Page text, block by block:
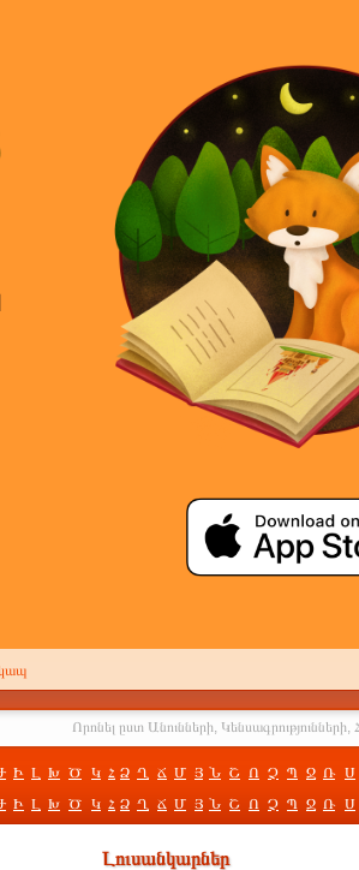
Ի Լ Խ Ծ Կ Հ Ձ Ղ Ճ Մ Յ Ն Շ Ո Չ Պ Ջ Ռ Ս
Ի Լ Խ Ծ Կ Հ Ձ Ղ Ճ Մ Յ Ն Շ Ո Չ Պ Ջ Ռ Ս
Լուսանկարներ